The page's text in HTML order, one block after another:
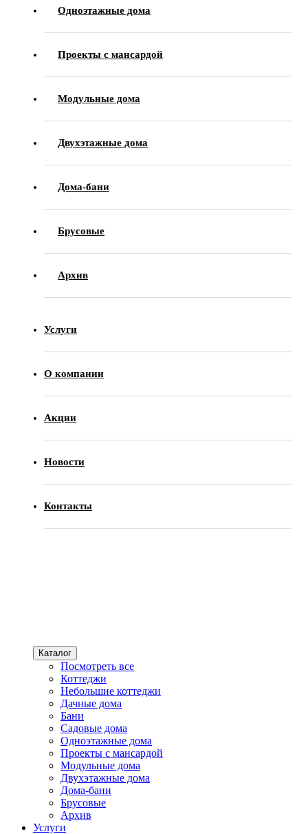
Одноэтажные дома
Проекты с мансардой
Модульные дома
Двухэтажные дома
Дома-бани
Брусовые
Архив
Услуги
О компании
Акции
Новости
Контакты
Каталог
Посмотреть все
Коттеджи
Небольшие коттеджи
Дачные дома
Бани
Садовые дома
Одноэтажные дома
Проекты с мансардой
Модульные дома
Двухэтажные дома
Дома-бани
Брусовые
Архив
Услуги